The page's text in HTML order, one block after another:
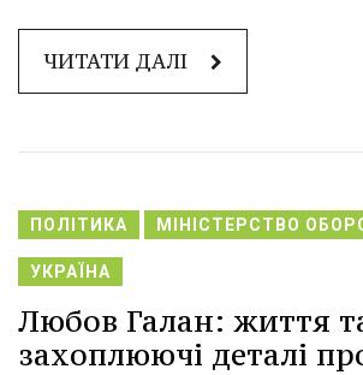
ЧИТАТИ ДАЛІ
ПОЛІТИКА МІНІСТЕРСТВО
УКРАЇНА
Любов Галан: життя
захоплюючі деталі